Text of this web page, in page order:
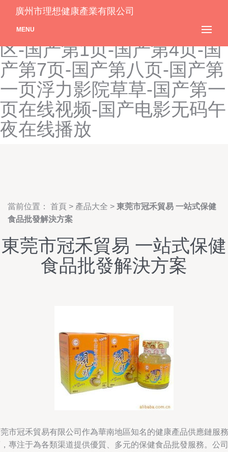
国产大尺度午夜福利视频-国
产大毛片-国产大片内射1区2
区-国产第1页-国产第4页-国
产第7页-国产第八页-国产第
一页浮力影院草草-国产第一
页在线视频-国产电影无码午
夜在线播放
廣州市理想健康產業有限公司
MENU
當前位置： 首頁 > 產品大全 > 東莞市冠禾貿易 一站式保健
食品批發解決方案
東莞市冠禾貿易 一站式保健
食品批發解決方案
市冠禾貿易有限公司作為華南地區知名的健康產品供應鏈服務
專注于為各類渠道提供優質、多元的保健食品批發服務。公司